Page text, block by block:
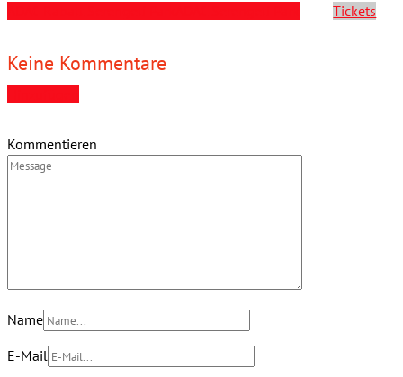
Tickets
Keine Kommentare
Kommentieren
Name
E-Mail